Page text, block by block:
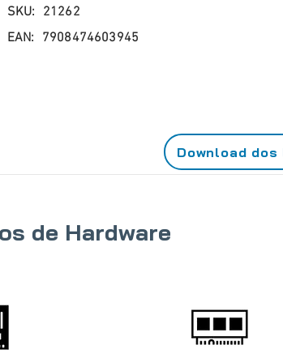
SKU: 21262
EAN: 7908474603945
Download dos
de Hardware